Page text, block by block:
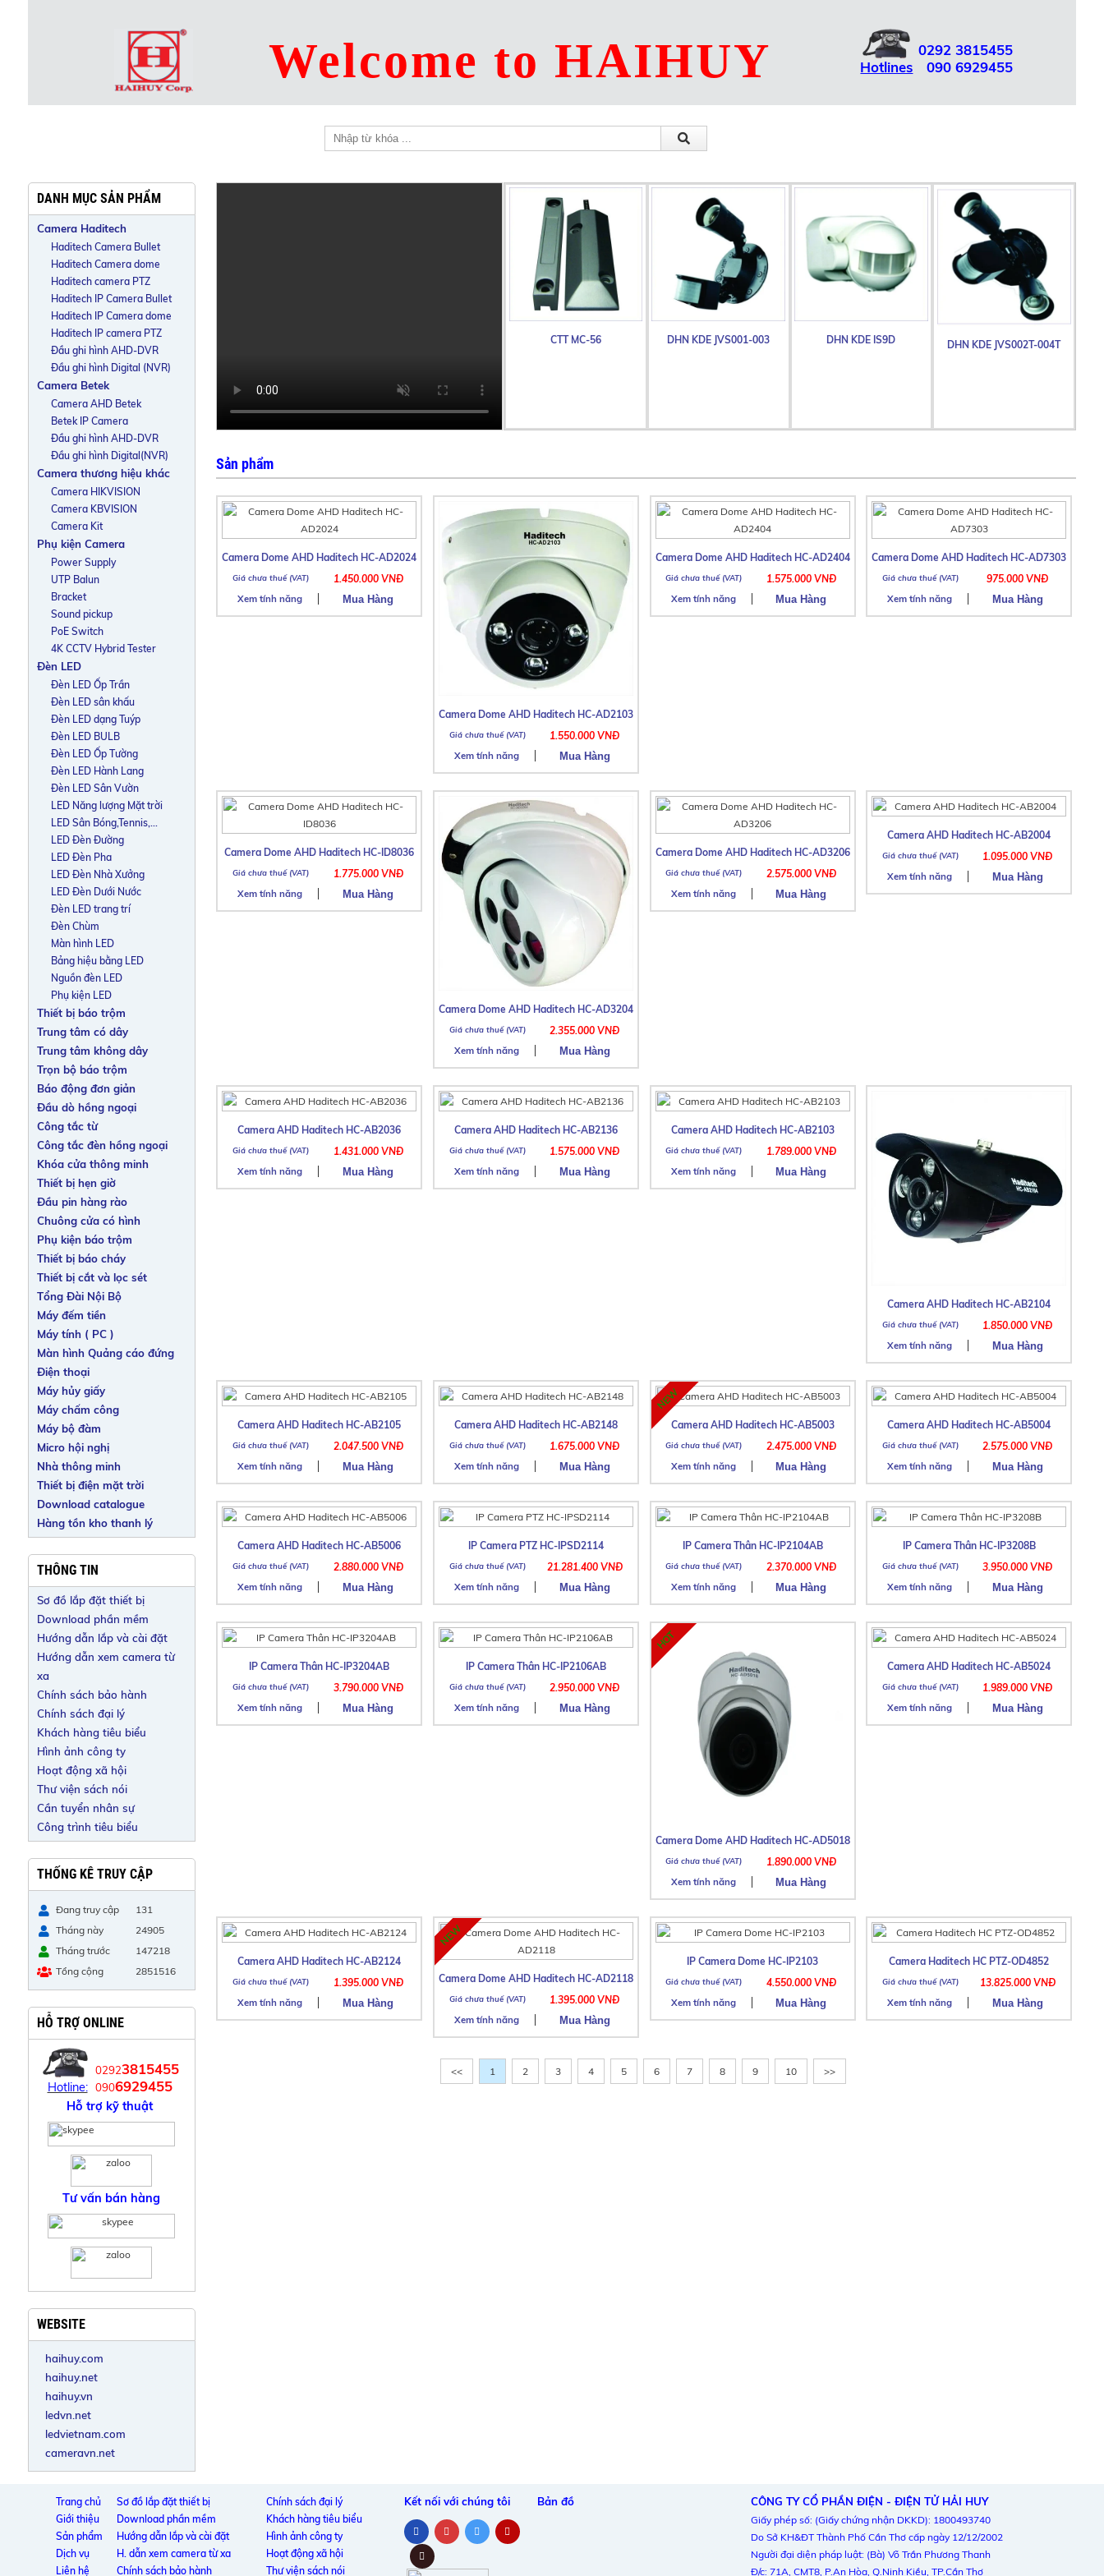
Welcome to HAIHUY Hotlines
02923815455
090 6929455
CTT MC-56 DHN KDE JVS001-003 DHN KDE JVS002T-004T
Sản phẩm
Camera Dome AHD Haditech HC-AD2024
1.450.000 VNĐ
Xem tính năng
Camera Dome AHD Haditech HC-AD2103
1.550.000 VNĐ
Xem tính năng
Camera Dome AHD Haditech HC-AD2404
1.575.000 VNĐ
Xem tính năng
Camera Dome AHD Haditech HC-AD7303
975.000 VNĐ
Xem tính năng
Camera Dome AHD Haditech HC-ID8036
1.775.000 VNĐ
Xem tính năng
Camera Dome AHD Haditech HC-AD3204
2.355.000 VNĐ
Xem tính năng
Camera Dome AHD Haditech HC-AD3206
2.575.000 VNĐ
Xem tính năng
Camera AHD Haditech HC-AB2004
1.095.000 VNĐ
Xem tính năng
Camera AHD Haditech HC-AB2036
1.431.000 VNĐ
Xem tính năng
Camera AHD Haditech HC-AB2136
1.575.000 VNĐ
Xem tính năng
Camera AHD Haditech HC-AB2103
1.789.000 VNĐ
Xem tính năng
Camera AHD Haditech HC-AB2104
1.850.000 VNĐ
Xem tính năng
Camera AHD Haditech HC-AB2105
2.047.500 VNĐ
Xem tính năng
Camera AHD Haditech HC-AB2148
1.675.000 VNĐ
Xem tính năng
Camera AHD Haditech HC-AB5003
2.475.000 VNĐ
Xem tính năng
Camera AHD Haditech HC-AB5004
2.575.000 VNĐ
Xem tính năng
Camera AHD Haditech HC-AB5006
2.880.000 VNĐ
Xem tính năng
IP Camera PTZ HC-IPSD2114
21.281.400 VNĐ
Xem tính năng
IP Camera Thân HC-IP2104AB
2.370.000 VNĐ
Xem tính năng
IP Camera Thân HC-IP3208B
3.950.000 VNĐ
Xem tính năng
IP Camera Thân HC-IP3204AB
3.790.000 VNĐ
Xem tính năng
IP Camera Thân HC-IP2106AB
2.950.000 VNĐ
Xem tính năng
Camera Dome AHD Haditech HC-AD5018
1.890.000 VNĐ
Xem tính năng
Camera AHD Haditech HC-AB5024
1.989.000 VNĐ
Xem tính năng
Camera AHD Haditech HC-AB2124
1.395.000 VNĐ
Xem tính năng
Camera Dome AHD Haditech HC-AD2118
1.395.000 VNĐ
Xem tính năng
IP Camera Dome HC-IP2103
4.550.000 VNĐ
Xem tính năng
Camera Haditech HC PTZ-OD4852
13.825.000 VNĐ
Xem tính năng
<< 1 2 3 4 5 6 7 8 9 10 >>
DANH MỤC SẢN PHẨM
Camera Haditech
Haditech Camera Bullet
Haditech Camera dome
Haditech camera PTZ
Haditech IP Camera Bullet
Haditech IP Camera dome
Haditech IP camera PTZ
Đầu ghi hình AHD-DVR
Đầu ghi hình Digital (NVR)
Camera Betek
Camera AHD Betek
Betek IP Camera
Đầu ghi hình AHD-DVR
Đầu ghi hình Digital(NVR)
Camera thương hiệu khác
Camera HIKVISION
Camera KBVISION
Camera Kit
Phụ kiện Camera
Power Supply
UTP Balun
Bracket
Sound pickup
PoE Switch
4K CCTV Hybrid Tester
Đèn LED
Đèn LED Ốp Trần
Đèn LED sân khấu
Đèn LED dạng Tuýp
Đèn LED BULB
Đèn LED Ốp Tường
Đèn LED Hành Lang
Đèn LED Sân Vườn
LED Năng lượng Mặt trời
LED Sân Bóng,Tennis,...
LED Đèn Đường
LED Đèn Pha
LED Đèn Nhà Xưởng
LED Đèn Dưới Nước
Đèn LED trang trí
Đèn Chùm
Màn hình LED
Bảng hiệu bằng LED
Nguồn đèn LED
Phụ kiện LED
Thiết bị báo trộm
Trung tâm có dây
Trung tâm không dây
Trọn bộ báo trộm
Báo động đơn giản
Đầu dò hồng ngoại
Công tắc từ
Công tắc đèn hồng ngoại
Khóa cửa thông minh
Thiết bị hẹn giờ
Đầu pin hàng rào
Chuông cửa có hình
Phụ kiện báo trộm
Thiết bị báo cháy
Thiết bị cắt và lọc sét
Tổng Đài Nội Bộ
Máy đếm tiền
Máy tính ( PC )
Màn hình Quảng cáo đứng
Điện thoại
Máy hủy giấy
Máy chấm công
Máy bộ đàm
Micro hội nghị
Nhà thông minh
Thiết bị điện mặt trời
Download catalogue
Hàng tồn kho thanh lý
THÔNG TIN
Sơ đồ lắp đặt thiết bị
Download phần mềm
Hướng dẫn lắp và cài đặt
Hướng dẫn xem camera từ
xa
Chính sách bảo hành
Chính sách đại lý
Khách hàng tiêu biểu
Hình ảnh công ty
Hoạt động xã hội
Thư viện sách nói
Cần tuyển nhân sự
Công trình tiêu biểu
THỐNG KÊ TRUY CẬP
Đang truy cập
131
Tháng này
24905
Tháng trước
147218
Tổng cộng
2851516
HỖ TRỢ ONLINE
Hotline:
02923815455
0906929455
Hỗ trợ kỹ thuật
Tư vấn bán hàng
WEBSITE
haihuy.com
haihuy.net
haihuy.vn
ledvn.net
ledvietnam.com
cameravn.net
Trang chủ
Giới thiệu
Sản phẩm
Dịch vụ
Liên hệ
Sơ đồ lắp đặt thiết bị
Download phần mềm
Hướng dẫn lắp và cài đặt
H. dẫn xem camera từ xa
Chính sách bảo hành
Chính sách đại lý
Khách hàng tiêu biểu
Hình ảnh công ty
Hoạt động xã hội
Thư viện sách nói
Kết nối với chúng tôi Bản đồ CÔNG TY CỔ PHẦN ĐIỆN - ĐIỆN TỬ HẢI HUY
Giấy phép số: (Giấy chứng nhận DKKD): 1800493740
Do Sở KH&ĐT Thành Phố Cần Thơ cấp ngày 12/12/2002
Người đại diện pháp luật: (Bà) Võ Trần Phương Thanh
Đ/c: 71A, CMT8, P.An Hòa, Q.Ninh Kiều, TP.Cần Thơ